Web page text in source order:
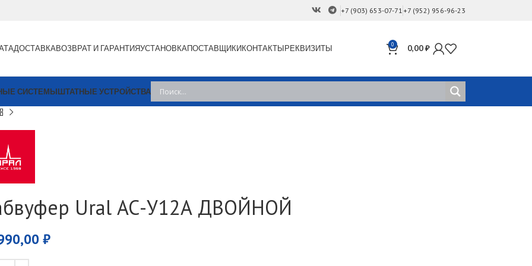
+7 (903) 653-07-71 +7 (952) 956-96-23
ДОСТАВКАВОЗВРАТ И ГАРАНТИЯУСТАНОВКАПОСТАВЩИКИКОНТАКТЫРЕКВИЗИТЫ 0 0,00₽
СИСТЕМЫШТАТНЫЕ УСТРОЙСТВА
Ural АС-У12А ДВОЙНОЙ
₽